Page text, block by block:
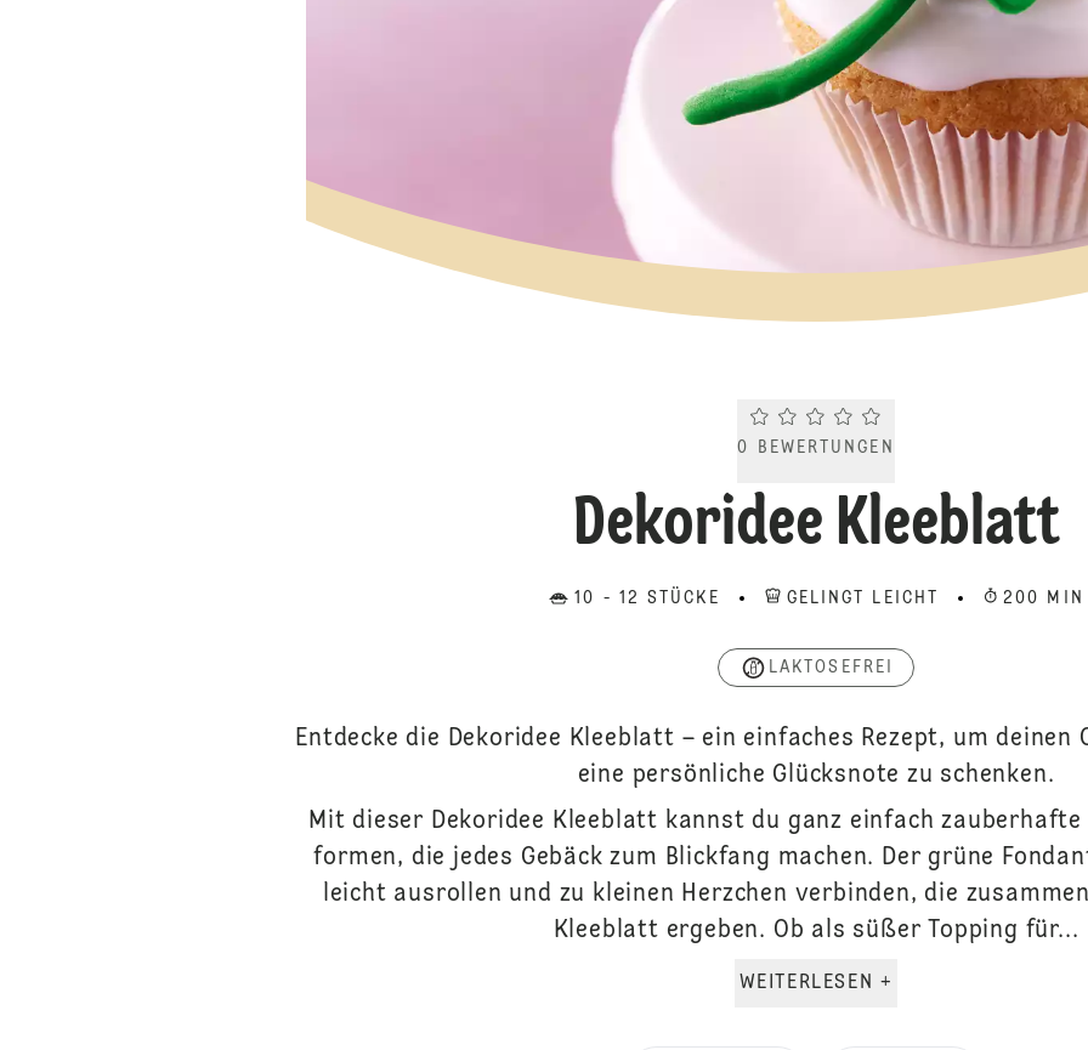
Current rating 0.0. Click to rate.
0 BEWERTUNGEN
Dekoridee Kleeblatt
10 - 12 STÜCKE GELINGT LEICHT 200 MIN
LAKTOSEFREI
Entdecke die Dekoridee Kleeblatt – ein einfaches Rezept, um deinen
eine persönliche Glücksnote zu schenken.
Mit dieser Dekoridee Kleeblatt kannst du ganz einfach
formen, die jedes Gebäck zum Blickfang machen. Der grüne
leicht ausrollen und zu kleinen Herzchen verbinden, die
Kleeblatt ergeben. Ob als süßer Topping für...
WEITERLESEN +